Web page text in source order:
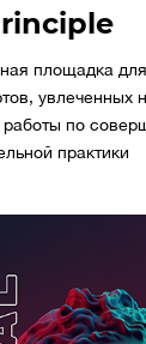
площадка
увлеченных
по
практики